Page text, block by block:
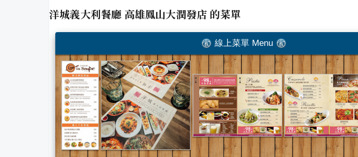
洋城義大利餐廳 高雄鳳山大潤發店 的菜單
線上菜單 Menu